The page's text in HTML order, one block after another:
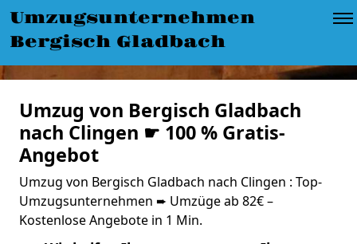
Umzugsunternehmen
Bergisch Gladbach
Umzug von Bergisch Gladbach
nach Clingen ☛ 100 % Gratis-
Angebot
Umzug von Bergisch Gladbach nach Clingen : Top-
Umzugsunternehmen ➨ Umzüge ab 82€ –
Kostenlose Angebote in 1 Min.